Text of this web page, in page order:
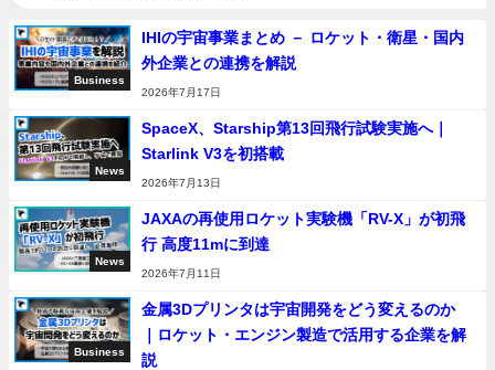
Business
IHIの宇宙事業まとめ － ロケット・衛星・国内
外企業との連携を解説
2026年7月17日
News
SpaceX、Starship第13回飛行試験実施へ｜
Starlink V3を初搭載
2026年7月13日
News
JAXAの再使用ロケット実験機「RV-X」が初飛
行 高度11mに到達
2026年7月11日
Business
金属3Dプリンタは宇宙開発をどう変えるのか
｜ロケット・エンジン製造で活用する企業を解
説